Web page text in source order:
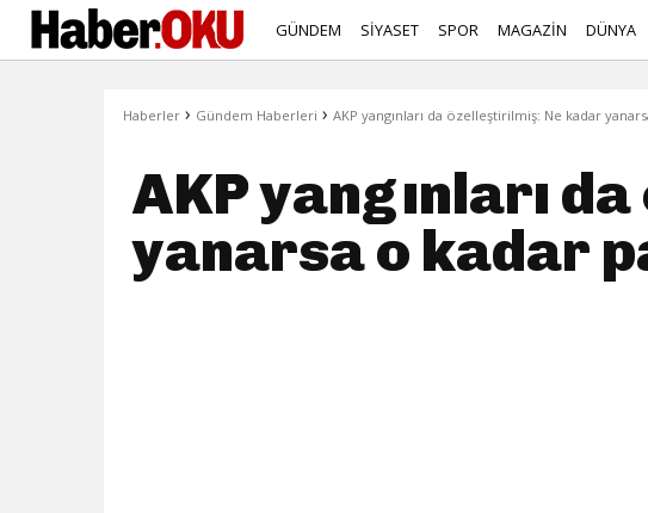
GÜNDEM SİYASET SPOR MAGAZİN DÜNYA
Haberler › Gündem Haberleri › AKP yangınları da özelleştirilmiş: Ne kadar
AKP yangınları
yanarsa o kadar